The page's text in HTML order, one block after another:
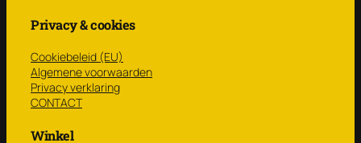
Privacy & cookies
Cookiebeleid (EU)
Algemene voorwaarden
Privacy verklaring
CONTACT
Winkel